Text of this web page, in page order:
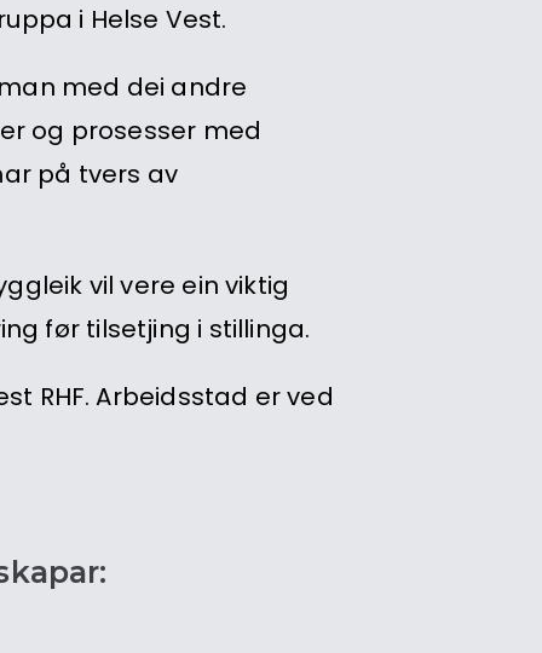
i Helse Vest.
med dei andre
og prosesser med
på tvers av
vil vere ein viktig
før tilsetjing i stillinga.
RHF. Arbeidsstad er ved